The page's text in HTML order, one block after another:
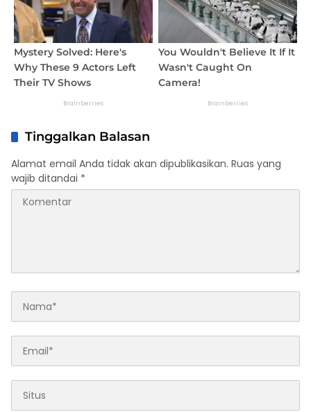
Tinggalkan Balasan
Alamat email Anda tidak akan dipublikasikan. Ruas yang
wajib ditandai *